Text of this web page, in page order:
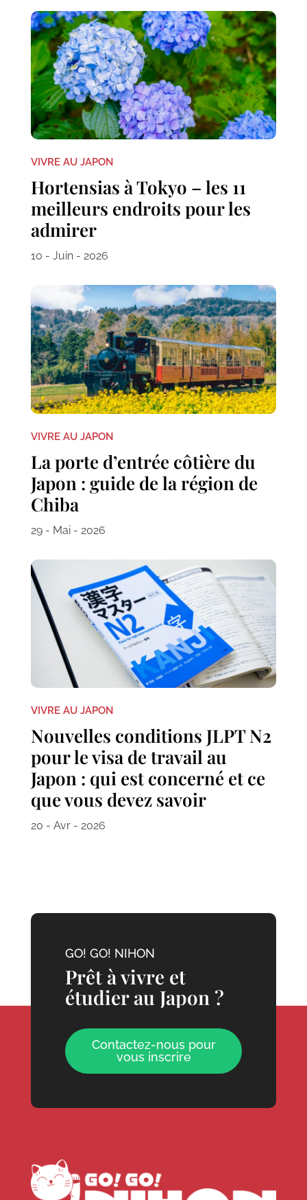
VIVRE AU JAPON
Hortensias à Tokyo – les 11
meilleurs endroits pour les
admirer
10 - Juin - 2026
VIVRE AU JAPON
La porte d’entrée côtière du
Japon : guide de la région de
Chiba
29 - Mai - 2026
VIVRE AU JAPON
Nouvelles conditions JLPT N2
pour le visa de travail au
Japon : qui est concerné et ce
que vous devez savoir
20 - Avr - 2026
GO! GO! NIHON
Prêt à vivre et
étudier au Japon ?
Contactez-nous pour
vous inscrire